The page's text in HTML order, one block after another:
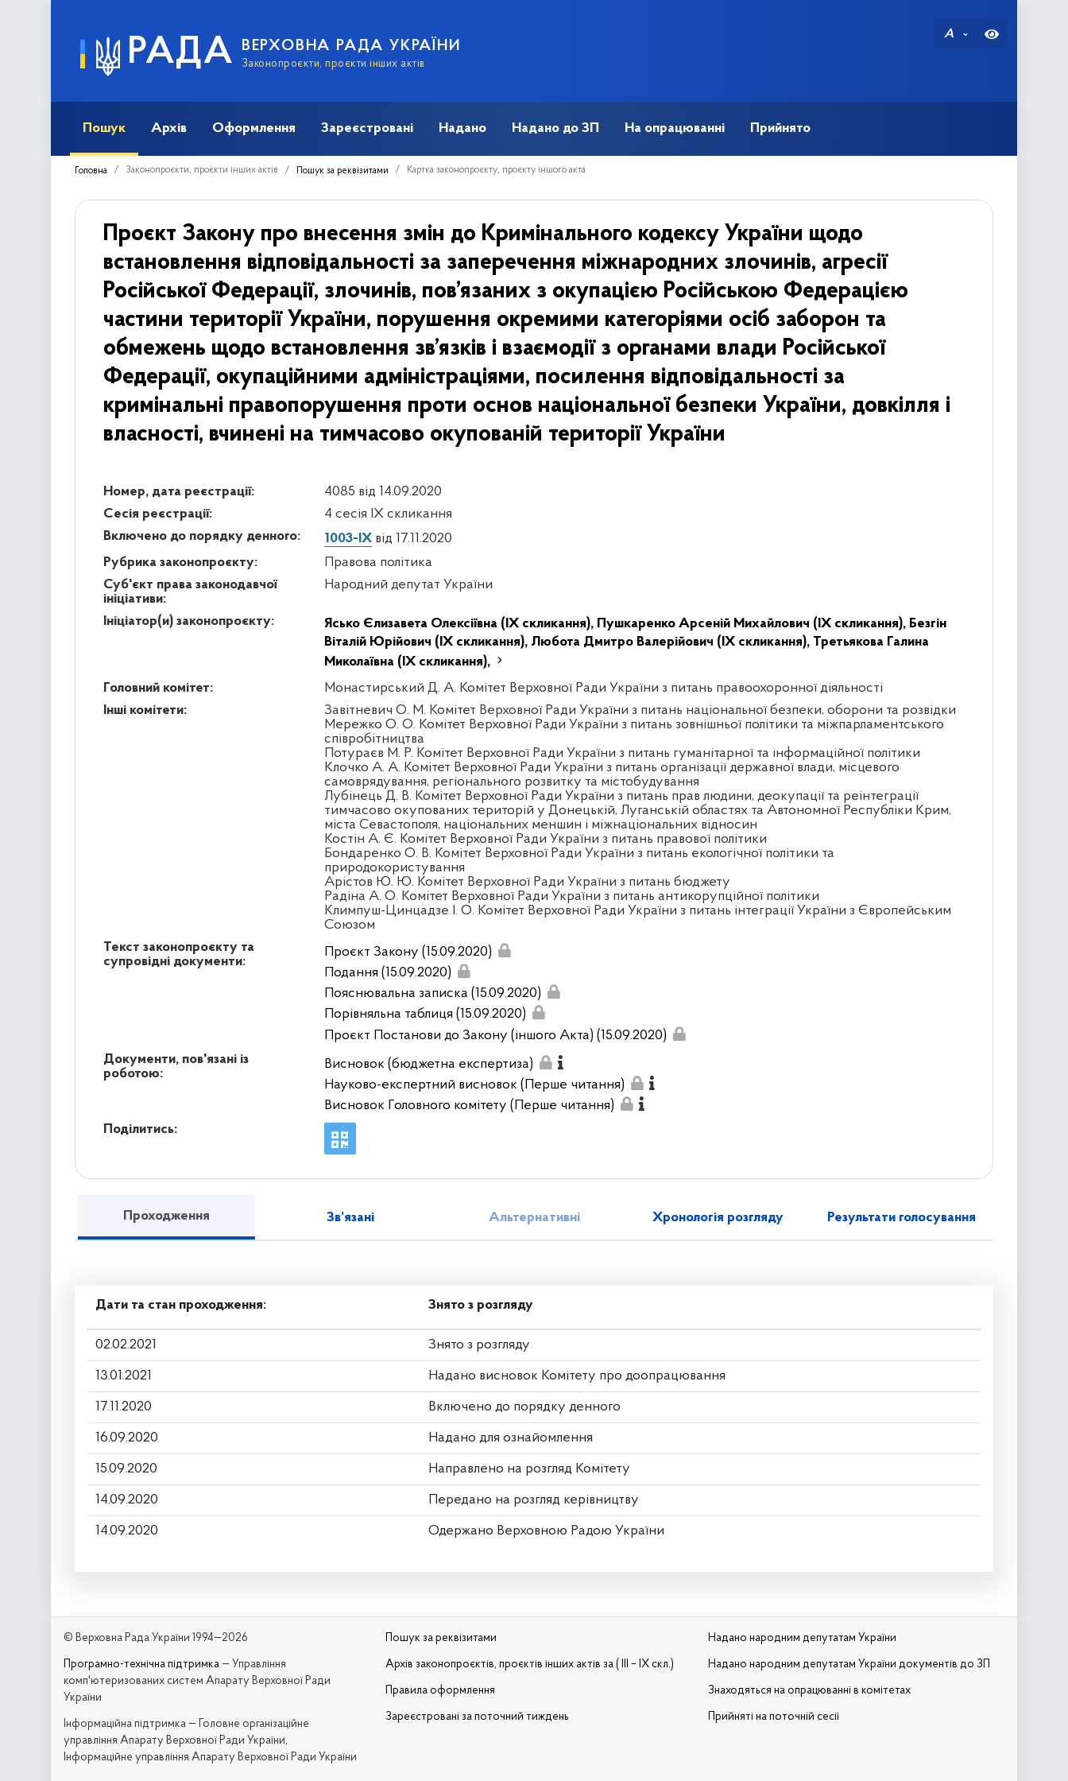
РАДА ВЕРХОВНА РАДА УКРАЇНИ
Законопроєкти, проєкти інших актів
A
Пошук Архів Оформлення Зареєстровані Надано Надано до ЗП На опрацюванні Прийнято
Головна Законопроєкти, проєкти інших актів Пошук за реквізитами Картка законопроєкту, проєкту іншого акта
Проєкт Закону про внесення змін до Кримінального кодексу України щодо
встановлення відповідальності за заперечення міжнародних злочинів, агресії
Російської Федерації, злочинів, пов’язаних з окупацією Російською Федерацією
частини території України, порушення окремими категоріями осіб заборон та
обмежень щодо встановлення зв’язків і взаємодії з органами влади Російської
Федерації, окупаційними адміністраціями, посилення відповідальності за
кримінальні правопорушення проти основ національної безпеки України, довкілля і
власності, вчинені на тимчасово окупованій території України
Номер, дата реєстрації:
4085 від 14.09.2020
Сесія реєстрації:
4 сесія IX скликання
Включено до порядку денного:
1003-ІХ від 17.11.2020
Рубрика законопроєкту:
Правова політика
Суб'єкт права законодавчої
ініціативи:
Народний депутат України
Ініціатор(и) законопроєкту: Ясько Єлизавета Олексіївна (IX скликання), Пушкаренко Арсеній Михайлович (IX скликання), Безгін
Віталій Юрійович (IX скликання), Любота Дмитро Валерійович (IX скликання), Третьякова Галина
Миколаївна (IX скликання),
Головний комітет:
Монастирський Д. А. Комітет Верховної Ради України з питань правоохоронної діяльності
Інші комітети:
Завітневич О. М. Комітет Верховної Ради України з питань національної безпеки, оборони та розвідки
Мережко О. О. Комітет Верховної Ради України з питань зовнішньої політики та міжпарламентського
співробітництва
Потураєв М. Р. Комітет Верховної Ради України з питань гуманітарної та інформаційної політики
Клочко А. А. Комітет Верховної Ради України з питань організації державної влади, місцевого
самоврядування, регіонального розвитку та містобудування
Лубінець Д. В. Комітет Верховної Ради України з питань прав людини, деокупації та реінтеграції
тимчасово окупованих територій у Донецькій, Луганській областях та Автономної Республіки Крим,
міста Севастополя, національних меншин і міжнаціональних відносин
Костін А. Є. Комітет Верховної Ради України з питань правової політики
Бондаренко О. В. Комітет Верховної Ради України з питань екологічної політики та
природокористування
Арістов Ю. Ю. Комітет Верховної Ради України з питань бюджету
Радіна А. О. Комітет Верховної Ради України з питань антикорупційної політики
Климпуш-Цинцадзе І. О. Комітет Верховної Ради України з питань інтеграції України з Європейським
Союзом
Текст законопроєкту та
супровідні документи:
Проєкт Закону (15.09.2020)
Подання (15.09.2020)
Пояснювальна записка (15.09.2020)
Порівняльна таблиця (15.09.2020)
Проєкт Постанови до Закону (іншого Акта) (15.09.2020)
Документи, пов'язані із
роботою:
Висновок (бюджетна експертиза)
Науково-експертний висновок (Перше читання)
Висновок Головного комітету (Перше читання)
Поділитись:
Проходження Зв’язані Альтернативні Хронологія розгляду Результати голосування
Дати та стан проходження: Знято з розгляду
02.02.2021 Знято з розгляду
13.01.2021 Надано висновок Комітету про доопрацювання
17.11.2020 Включено до порядку денного
16.09.2020 Надано для ознайомлення
15.09.2020 Направлено на розгляд Комітету
14.09.2020 Передано на розгляд керівництву
14.09.2020 Одержано Верховною Радою України
© Верховна Рада України 1994—2026
Програмно-технічна підтримка — Управління
комп'ютеризованих систем Апарату Верховної Ради
України
Iнформаційна підтримка — Головне організаційне
управління Апарату Верховної Ради України,
Інформаційне управління Апарату Верховної Ради України
Пошук за реквізитами
Архів законопроєктів, проєктів інших актів за ( III – IX скл.)
Правила оформлення
Зареєстровані за поточний тиждень
Надано народним депутатам України
Надано народним депутатам України документів до ЗП
Знаходяться на опрацюванні в комітетах
Прийняті на поточній сесії